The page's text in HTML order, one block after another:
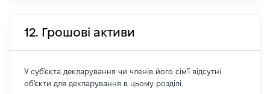
12. Грошові активи
У суб'єкта декларування чи членів його сім'ї відсутні
об'єкти для декларування в цьому розділі.